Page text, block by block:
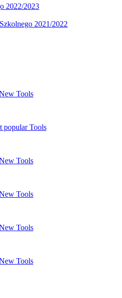
2022/2023
2021/2022